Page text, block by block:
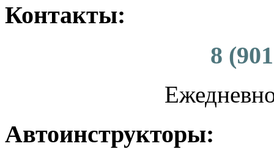
Контакты:
8
Автоинструкторы: